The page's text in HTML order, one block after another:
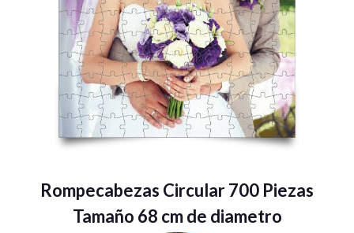
Rompecabezas Circular 700 Piezas
Tamaño 68 cm de diametro